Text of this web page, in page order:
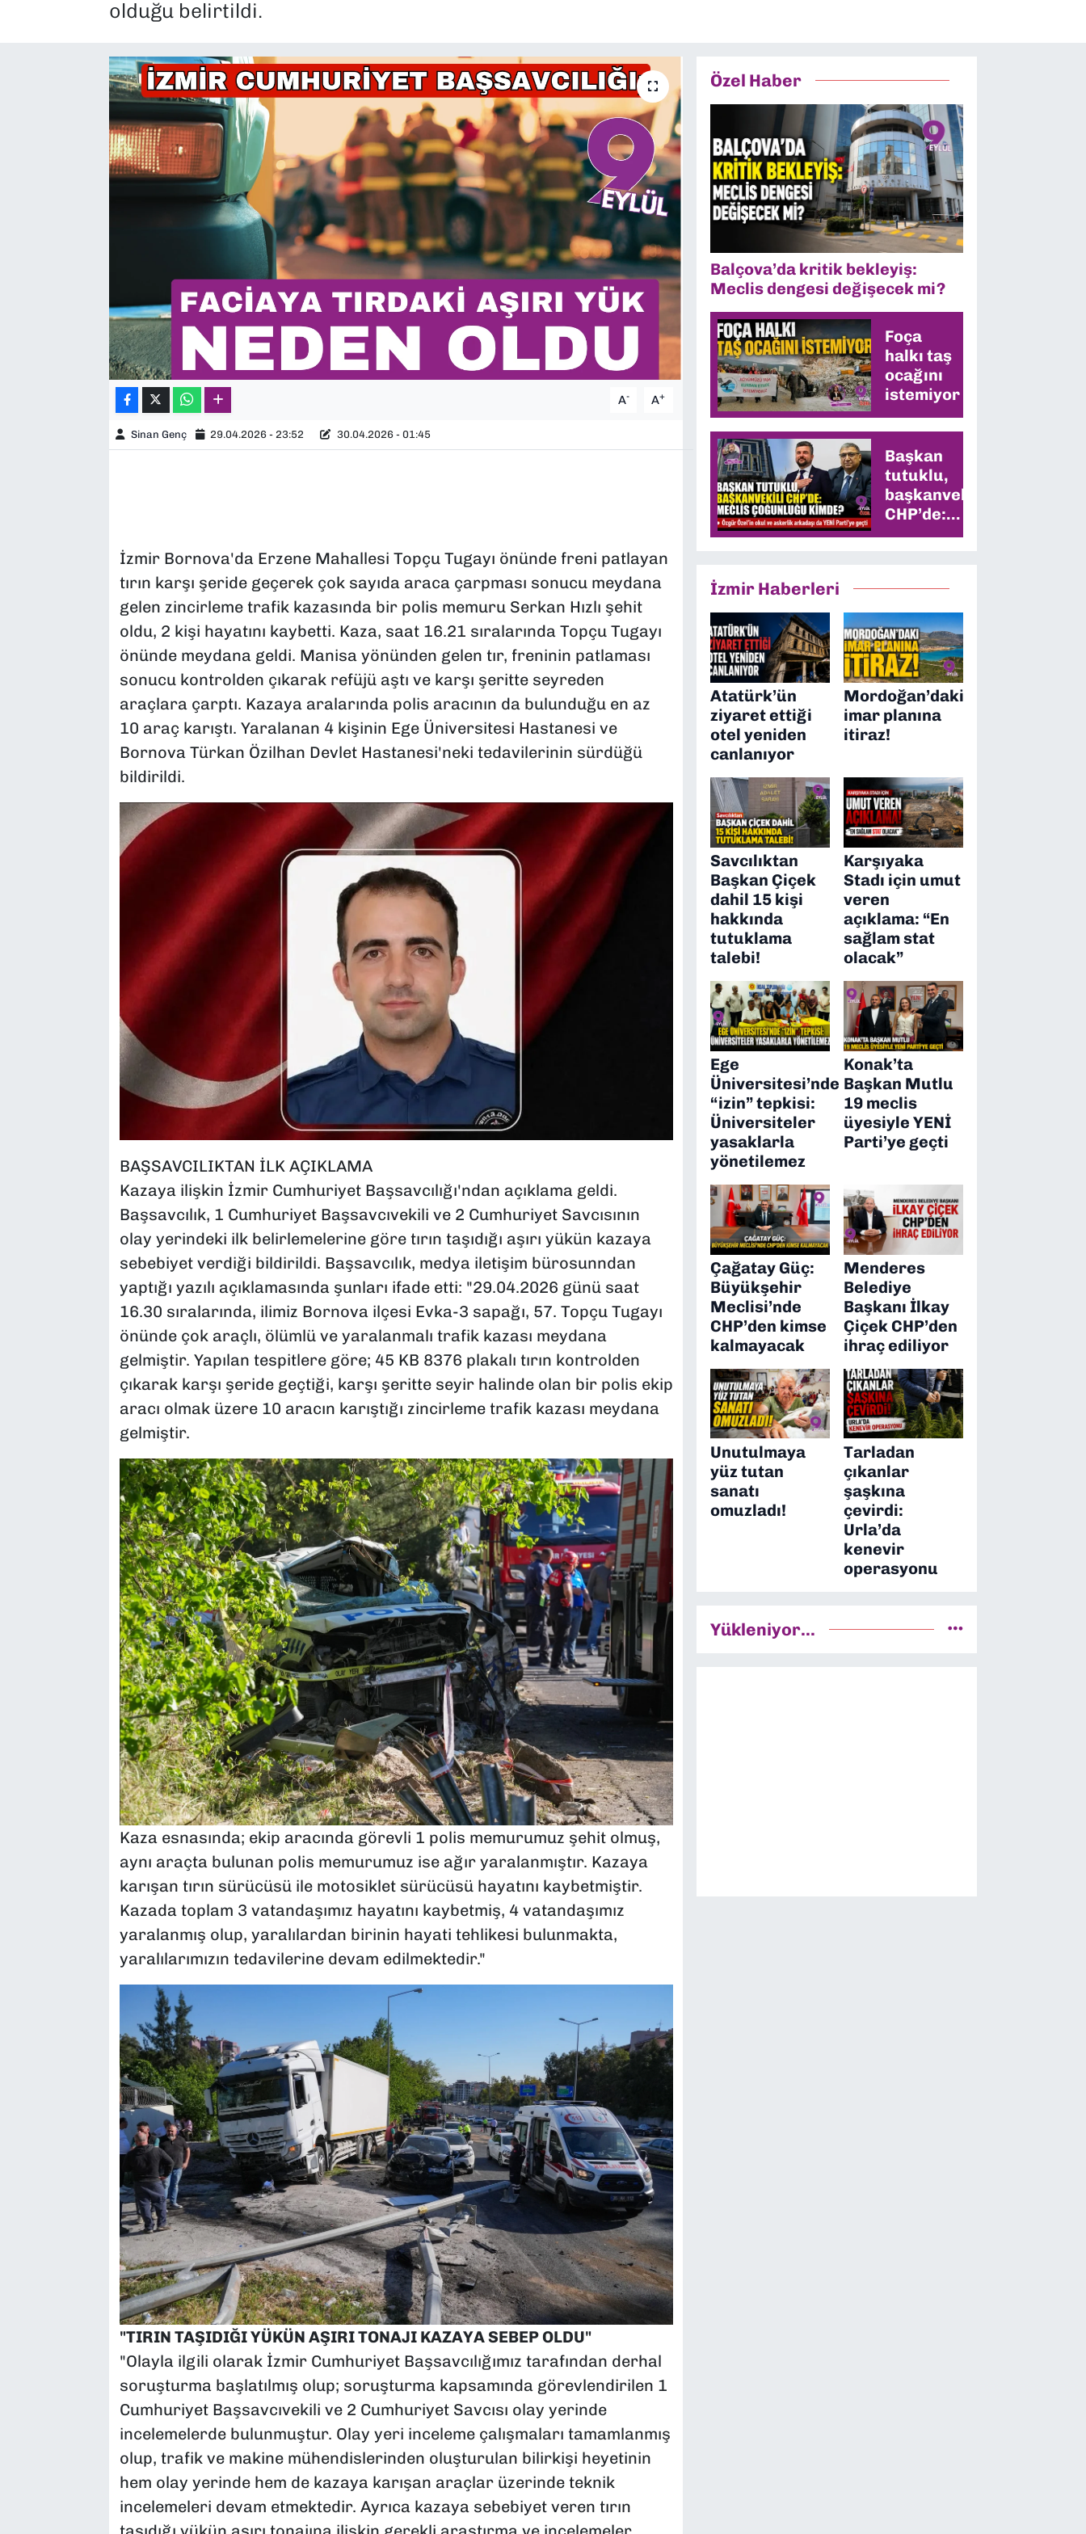
olduğu belirtildi.
A- A+
Sinan Genç 29.04.2026 - 23:52 30.04.2026 - 01:45
İzmir Bornova'da Erzene Mahallesi Topçu Tugayı önünde freni patlayan
tırın karşı şeride geçerek çok sayıda araca çarpması sonucu meydana
gelen zincirleme trafik kazasında bir polis memuru Serkan Hızlı şehit
oldu, 2 kişi hayatını kaybetti. Kaza, saat 16.21 sıralarında Topçu Tugayı
önünde meydana geldi. Manisa yönünden gelen tır, freninin patlaması
sonucu kontrolden çıkarak refüjü aştı ve karşı şeritte seyreden
araçlara çarptı. Kazaya aralarında polis aracının da bulunduğu en az
10 araç karıştı. Yaralanan 4 kişinin Ege Üniversitesi Hastanesi ve
Bornova Türkan Özilhan Devlet Hastanesi'neki tedavilerinin sürdüğü
bildirildi.
BAŞSAVCILIKTAN İLK AÇIKLAMA
Kazaya ilişkin İzmir Cumhuriyet Başsavcılığı'ndan açıklama geldi.
Başsavcılık, 1 Cumhuriyet Başsavcıvekili ve 2 Cumhuriyet Savcısının
olay yerindeki ilk belirlemelerine göre tırın taşıdığı aşırı yükün kazaya
sebebiyet verdiği bildirildi. Başsavcılık, medya iletişim bürosunndan
yaptığı yazılı açıklamasında şunları ifade etti: "29.04.2026 günü saat
16.30 sıralarında, ilimiz Bornova ilçesi Evka-3 sapağı, 57. Topçu Tugayı
önünde çok araçlı, ölümlü ve yaralanmalı trafik kazası meydana
gelmiştir. Yapılan tespitlere göre; 45 KB 8376 plakalı tırın kontrolden
çıkarak karşı şeride geçtiği, karşı şeritte seyir halinde olan bir polis ekip
aracı olmak üzere 10 aracın karıştığı zincirleme trafik kazası meydana
gelmiştir.
Kaza esnasında; ekip aracında görevli 1 polis memurumuz şehit olmuş,
aynı araçta bulunan polis memurumuz ise ağır yaralanmıştır. Kazaya
karışan tırın sürücüsü ile motosiklet sürücüsü hayatını kaybetmiştir.
Kazada toplam 3 vatandaşımız hayatını kaybetmiş, 4 vatandaşımız
yaralanmış olup, yaralılardan birinin hayati tehlikesi bulunmakta,
yaralılarımızın tedavilerine devam edilmektedir."
"TIRIN TAŞIDIĞI YÜKÜN AŞIRI TONAJI KAZAYA SEBEP OLDU"
"Olayla ilgili olarak İzmir Cumhuriyet Başsavcılığımız tarafından derhal
soruşturma başlatılmış olup; soruşturma kapsamında görevlendirilen 1
Cumhuriyet Başsavcıvekili ve 2 Cumhuriyet Savcısı olay yerinde
incelemelerde bulunmuştur. Olay yeri inceleme çalışmaları tamamlanmış
olup, trafik ve makine mühendislerinden oluşturulan bilirkişi heyetinin
hem olay yerinde hem de kazaya karışan araçlar üzerinde teknik
incelemeleri devam etmektedir. Ayrıca kazaya sebebiyet veren tırın
Özel Haber
Balçova’da kritik bekleyiş:
Meclis dengesi değişecek mi?
Foça
halkı taş
ocağını
istemiyor
Başkan
tutuklu,
başkanvekili
CHP’de:
Meclis
İzmir Haberleri
Atatürk’ün
ziyaret ettiği
otel yeniden
canlanıyor
Mordoğan’daki
imar planına
itiraz!
Savcılıktan
Başkan Çiçek
dahil 15 kişi
hakkında
tutuklama
talebi!
Karşıyaka
Stadı için umut
veren
açıklama: “En
sağlam stat
olacak”
Ege
Üniversitesi’nde
“izin” tepkisi:
Üniversiteler
yasaklarla
yönetilemez
Konak’ta
Başkan Mutlu
19 meclis
üyesiyle YENİ
Parti’ye geçti
Çağatay Güç:
Büyükşehir
Meclisi’nde
CHP’den kimse
kalmayacak
Menderes
Belediye
Başkanı İlkay
Çiçek CHP’den
ihraç ediliyor
Unutulmaya
yüz tutan
sanatı
omuzladı!
Tarladan
çıkanlar
şaşkına
çevirdi:
Urla’da
kenevir
operasyonu
Yükleniyor...